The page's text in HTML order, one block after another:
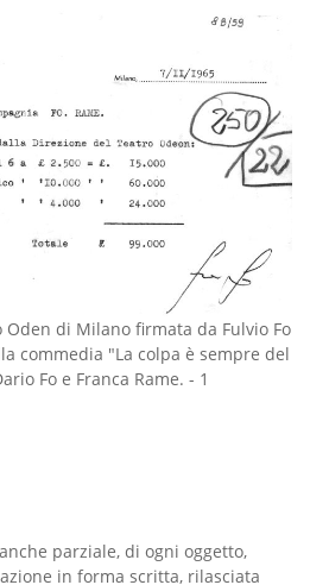
Oden di Milano firmata da Fulvio Fo
commedia "La colpa è sempre del
Fo e Franca Rame. - 1
parziale, di ogni oggetto,
in forma scritta, rilasciata